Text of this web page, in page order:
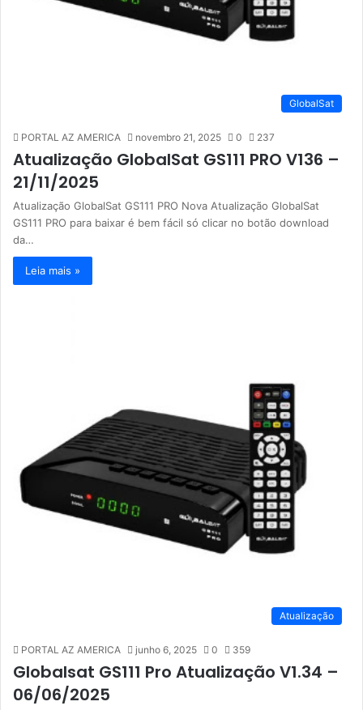
GlobalSat
PORTAL AZ AMERICA novembro 21, 2025 0 237
Atualização GlobalSat GS111 PRO V136 –
21/11/2025
Atualização GlobalSat GS111 PRO Nova Atualização GlobalSat
GS111 PRO para baixar é bem fácil só clicar no botão download
da…
Leia mais »
Atualização
PORTAL AZ AMERICA junho 6, 2025 0 359
Globalsat GS111 Pro Atualização V1.34 –
06/06/2025